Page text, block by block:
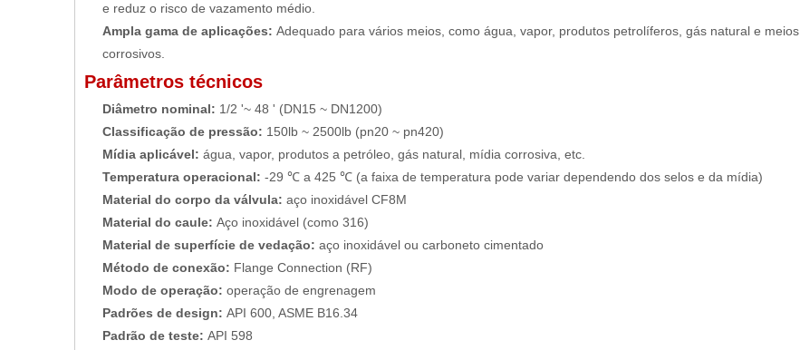
e reduz o risco de vazamento médio.
Ampla gama de aplicações: Adequado para vários meios, como água, vapor, produtos petrolíferos, gás natural e meios
corrosivos.
Parâmetros técnicos
Diâmetro nominal: 1/2 '~ 48 ' (DN15 ~ DN1200)
Classificação de pressão: 150lb ~ 2500lb (pn20 ~ pn420)
Mídia aplicável: água, vapor, produtos a petróleo, gás natural, mídia corrosiva, etc.
Temperatura operacional: -29 ℃ a 425 ℃ (a faixa de temperatura pode variar dependendo dos selos e da mídia)
Material do corpo da válvula: aço inoxidável CF8M
Material do caule: Aço inoxidável (como 316)
Material de superfície de vedação: aço inoxidável ou carboneto cimentado
Método de conexão: Flange Connection (RF)
Modo de operação: operação de engrenagem
Padrões de design: API 600, ASME B16.34
Padrão de teste: API 598